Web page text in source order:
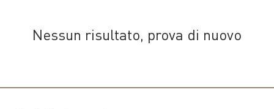
Nessun risultato, prova di nuovo